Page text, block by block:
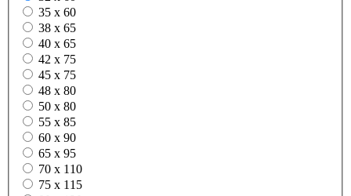
35 x 60
38 x 65
40 x 65
42 x 75
45 x 75
48 x 80
50 x 80
55 x 85
60 x 90
65 x 95
70 x 110
75 x 115